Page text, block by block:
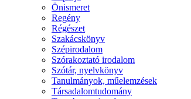
Önismeret
Regény
Régészet
Szakácskönyv
Szépirodalom
Szórakoztató irodalom
Szótár, nyelvkönyv
Tanulmányok, műelemzések
Társadalomtudomány